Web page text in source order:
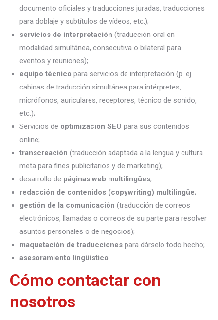
documento oficiales y traducciones juradas, traducciones
para doblaje y subtítulos de vídeos, etc.);
servicios de interpretación (traducción oral en
modalidad simultánea, consecutiva o bilateral para
eventos y reuniones);
equipo técnico para servicios de interpretación (p. ej.
cabinas de traducción simultánea para intérpretes,
micrófonos, auriculares, receptores, técnico de sonido,
etc.);
Servicios de optimización SEO para sus contenidos
online;
transcreación (traducción adaptada a la lengua y cultura
meta para fines publicitarios y de marketing);
desarrollo de páginas web multilingües;
redacción de contenidos (copywriting) multilingüe;
gestión de la comunicación (traducción de correos
electrónicos, llamadas o correos de su parte para resolver
asuntos personales o de negocios);
maquetación de traducciones para dárselo todo hecho;
asesoramiento lingüístico.
Cómo contactar con
nosotros